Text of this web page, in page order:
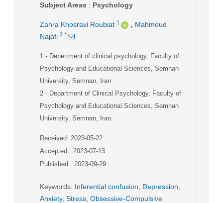
Subject Areas : Psychology
Zahra Khosravi Roubiat 1 , Mahmoud
Najafi 2 *
1 - Depertment of clinical psychology, Faculty of
Psychology and Educational Sciences, Semnan
University, Semnan, Iran
2 - Department of Clinical Psychology, Faculty of
Psychology and Educational Sciences, Semnan
University, Semnan, Iran.
Received: 2023-05-22
Accepted : 2023-07-13
Published : 2023-09-29
Keywords: Inferential confusion Depression
Anxiety, Stress Obsessive-Compulsive